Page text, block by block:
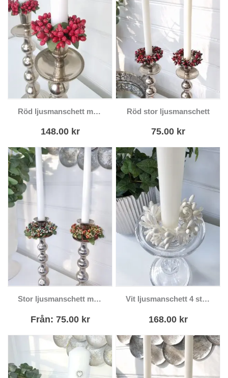
Röd ljusmanschett med små pärlor
148.00 kr
Röd stor ljusmanschett
75.00 kr
produkten har
De olika
produktsidan
Stor ljusmanschett med pärlor
Från: 75.00 kr
Vit ljusmanschett 4 styck
168.00 kr